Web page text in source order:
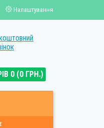
Налаштування
0 (0 ГРН.)